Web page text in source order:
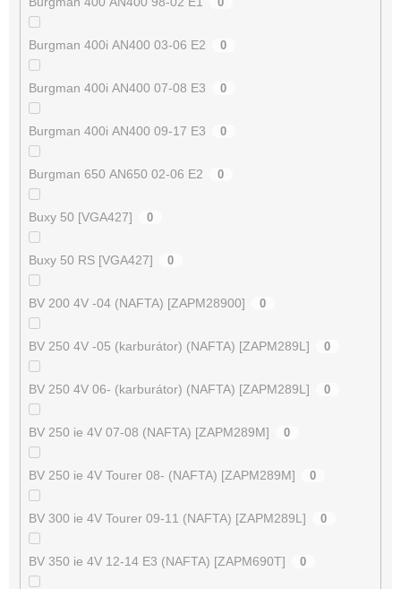
Burgman 400i AN400 03-06 E2 0
Burgman 400i AN400 07-08 E3 0
Burgman 400i AN400 09-17 E3 0
Burgman 650 AN650 02-06 E2 0
Buxy 50 [VGA427] 0
Buxy 50 RS [VGA427] 0
BV 200 4V -04 (NAFTA) [ZAPM28900] 0
BV 250 4V -05 (karburátor) (NAFTA) [ZAPM289L] 0
BV 250 4V 06- (karburátor) (NAFTA) [ZAPM289L] 0
BV 250 ie 4V 07-08 (NAFTA) [ZAPM289M] 0
BV 250 ie 4V Tourer 08- (NAFTA) [ZAPM289M] 0
BV 300 ie 4V Tourer 09-11 (NAFTA) [ZAPM289L] 0
BV 350 ie 4V 12-14 E3 (NAFTA) [ZAPM690T] 0